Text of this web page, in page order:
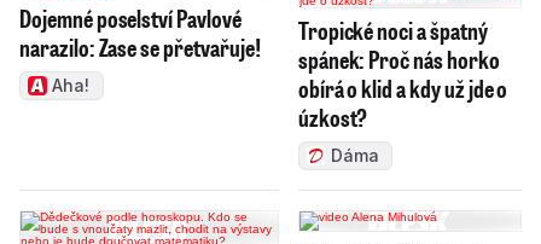
Dojemné poselství Pavlové
narazilo: Zase se přetvařuje!
Aha!
Tropické noci a špatný
spánek: Proč nás horko
obírá o klid a kdy už jde o
úzkost?
Dáma